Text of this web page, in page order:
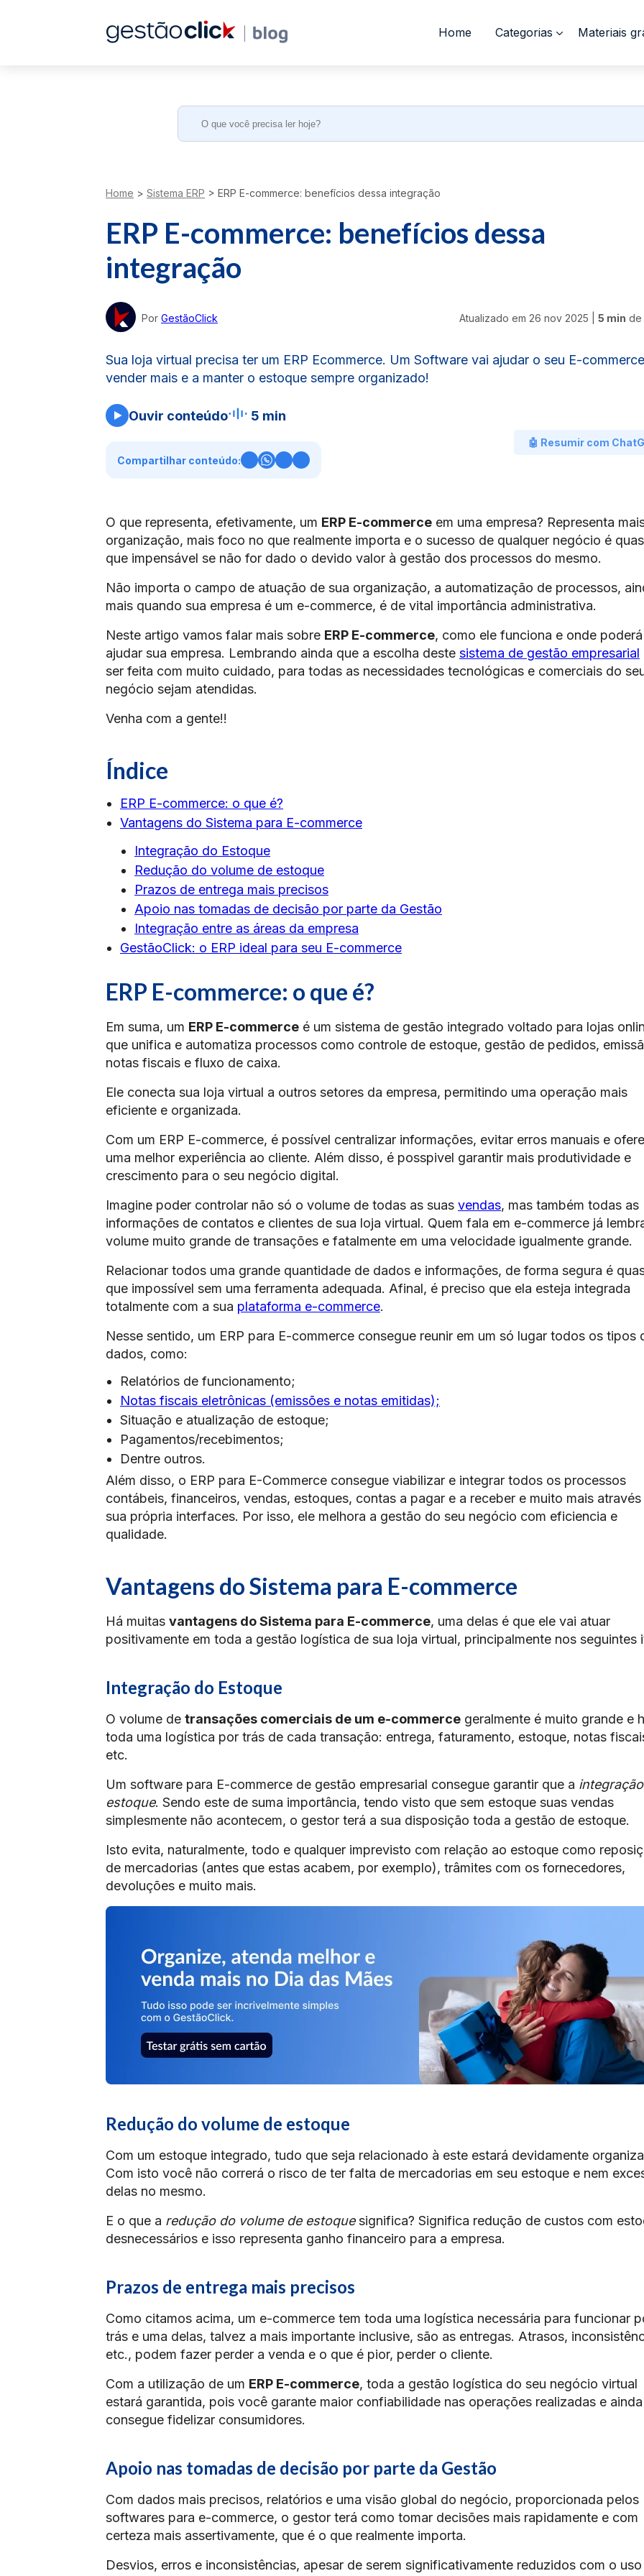
Home Categorias Materiais
Search
Home > Sistema ERP > ERP E-commerce: benefícios dessa integração
ERP E-commerce: benefícios dessa
integração
Por GestãoClick Atualizado em 26 nov 2025 5 min de
Sua loja virtual precisa ter um ERP Ecommerce. Um Software vai ajudar o seu E-
vender mais e a manter o estoque sempre organizado!
Ouvir conteúdo 5 min
🤖 Resumir com
Compartilhar conteúdo:
O que representa, efetivamente, um ERP E-commerce em uma empresa? Representa
organização, mais foco no que realmente importa e o sucesso de qualquer negócio é
que impensável se não for dado o devido valor à gestão dos processos do mesmo.
Não importa o campo de atuação de sua organização, a automatização de processos,
mais quando sua empresa é um e-commerce, é de vital importância administrativa.
Neste artigo vamos falar mais sobre ERP E-commerce, como ele funciona e onde poderá
ajudar sua empresa. Lembrando ainda que a escolha deste sistema de gestão empresarial
ser feita com muito cuidado, para todas as necessidades tecnológicas e comerciais do
negócio sejam atendidas.
Venha com a gente!!
Índice
ERP E-commerce: o que é?
Vantagens do Sistema para E-commerce
Integração do Estoque
Redução do volume de estoque
Prazos de entrega mais precisos
Apoio nas tomadas de decisão por parte da Gestão
Integração entre as áreas da empresa
GestãoClick: o ERP ideal para seu E-commerce
ERP E-commerce: o que é?
Em suma, um ERP E-commerce é um sistema de gestão integrado voltado para lojas
que unifica e automatiza processos como controle de estoque, gestão de pedidos,
notas fiscais e fluxo de caixa.
Ele conecta sua loja virtual a outros setores da empresa, permitindo uma operação mais
eficiente e organizada.
Com um ERP E-commerce, é possível centralizar informações, evitar erros manuais e
uma melhor experiência ao cliente. Além disso, é posspivel garantir mais produtividade e
crescimento para o seu negócio digital.
Imagine poder controlar não só o volume de todas as suas vendas, mas também todas as
informações de contatos e clientes de sua loja virtual. Quem fala em e-commerce já
volume muito grande de transações e fatalmente em uma velocidade igualmente grande.
Relacionar todos uma grande quantidade de dados e informações, de forma segura é
que impossível sem uma ferramenta adequada. Afinal, é preciso que ela esteja integrada
totalmente com a sua plataforma e-commerce.
Nesse sentido, um ERP para E-commerce consegue reunir em um só lugar todos os tipos
dados, como:
Relatórios de funcionamento;
Notas fiscais eletrônicas (emissões e notas emitidas);
Situação e atualização de estoque;
Pagamentos/recebimentos;
Dentre outros.
Além disso, o ERP para E-Commerce consegue viabilizar e integrar todos os processos
contábeis, financeiros, vendas, estoques, contas a pagar e a receber e muito mais
sua própria interfaces. Por isso, ele melhora a gestão do seu negócio com eficiencia e
qualidade.
Vantagens do Sistema para E-commerce
Há muitas vantagens do Sistema para E-commerce, uma delas é que ele vai atuar
positivamente em toda a gestão logística de sua loja virtual, principalmente nos seguintes
Integração do Estoque
O volume de transações comerciais de um e-commerce geralmente é muito grande e
toda uma logística por trás de cada transação: entrega, faturamento, estoque, notas
etc.
Um software para E-commerce de gestão empresarial consegue garantir que a
estoque. Sendo este de suma importância, tendo visto que sem estoque suas vendas
simplesmente não acontecem, o gestor terá a sua disposição toda a gestão de estoque.
Isto evita, naturalmente, todo e qualquer imprevisto com relação ao estoque como
de mercadorias (antes que estas acabem, por exemplo), trâmites com os fornecedores,
devoluções e muito mais.
Redução do volume de estoque
Com um estoque integrado, tudo que seja relacionado à este estará devidamente
Com isto você não correrá o risco de ter falta de mercadorias em seu estoque e nem
delas no mesmo.
E o que a redução do volume de estoquesignifica? Significa redução de custos com
desnecessários e isso representa ganho financeiro para a empresa.
Prazos de entrega mais precisos
Como citamos acima, um e-commerce tem toda uma logística necessária para funcionar
trás e uma delas, talvez a mais importante inclusive, são as entregas. Atrasos,
etc., podem fazer perder a venda e o que é pior, perder o cliente.
Com a utilização de um ERP E-commerce, toda a gestão logística do seu negócio virtual
estará garantida, pois você garante maior confiabilidade nas operações realizadas e ainda
consegue fidelizar consumidores.
Apoio nas tomadas de decisão por parte da Gestão
Com dados mais precisos, relatórios e uma visão global do negócio, proporcionada pelos
softwares para e-commerce, o gestor terá como tomar decisões mais rapidamente e com
certeza mais assertivamente, que é o que realmente importa.
Desvios, erros e inconsistências, apesar de serem significativamente reduzidos com o